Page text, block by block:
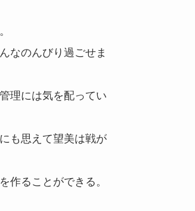
なのんびり過ごせま
理には気を配ってい
も思えて望美は戦が
作ることができる。